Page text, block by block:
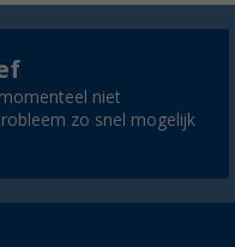
niet
zo snel mogelijk